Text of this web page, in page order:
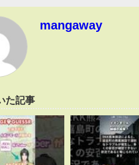
mangaway
た記事